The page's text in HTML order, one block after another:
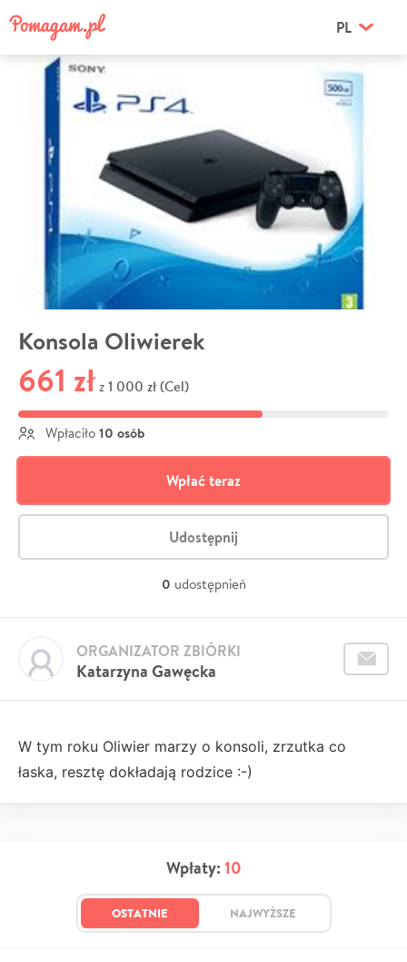
PL
Konsola Oliwierek
661 zł z 1 000 zł (Cel)
Wpłaciło 10 osób
Wpłać teraz
Udostępnij
0 udostępnień
Katarzyna Gawęcka
ORGANIZATOR ZBIÓRKI
W tym roku Oliwier marzy o konsoli, zrzutka co
łaska, resztę dokładają rodzice :-)
Wpłaty: 10
OSTATNIE NAJWYŻSZE